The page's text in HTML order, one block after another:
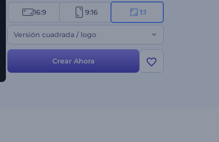
televisión, introducciones de presentaciones, intros
de canales y mucho más. ¡Pruébelo ahora!
16:9 9:16 1:1
Versión cuadrada / logo
Crear Ahora